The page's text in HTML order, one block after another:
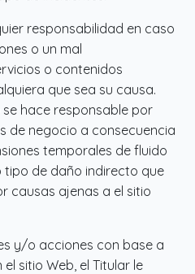
responsabilidad en caso
o un mal
o contenidos
que sea su causa.
se hace responsable por
de negocio a consecuencia
temporales de fluido
de daño indirecto que
causas ajenas a el sitio
y/o acciones con base a
sitio Web, el Titular le